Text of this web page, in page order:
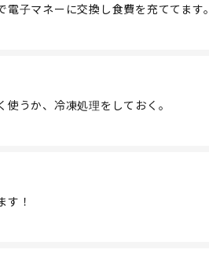
子マネーに交換し食費を充ててます。
うか、冷凍処理をしておく。
す！